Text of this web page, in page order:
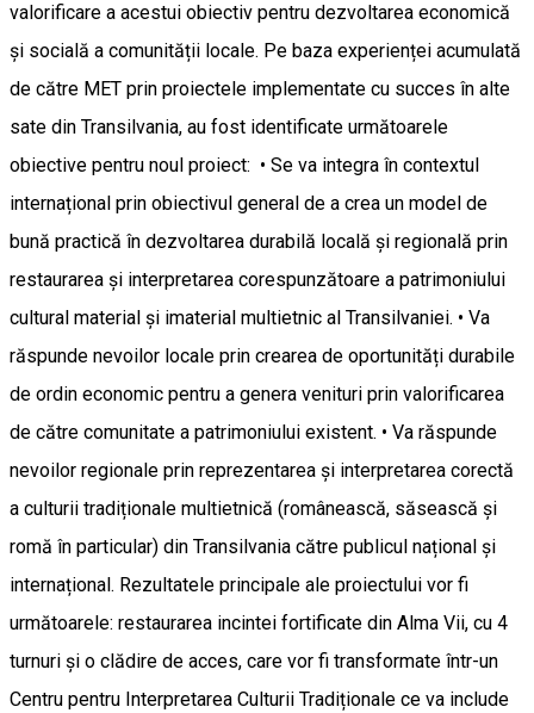
valorificare a acestui obiectiv pentru dezvoltarea economică
și socială a comunității locale. Pe baza experienței acumulată
de către MET prin proiectele implementate cu succes în alte
sate din Transilvania, au fost identificate următoarele
obiective pentru noul proiect: • Se va integra în contextul
internațional prin obiectivul general de a crea un model de
bună practică în dezvoltarea durabilă locală și regională prin
restaurarea și interpretarea corespunzătoare a patrimoniului
cultural material și imaterial multietnic al Transilvaniei. • Va
răspunde nevoilor locale prin crearea de oportunități durabile
de ordin economic pentru a genera venituri prin valorificarea
de către comunitate a patrimoniului existent. • Va răspunde
nevoilor regionale prin reprezentarea și interpretarea corectă
a culturii tradiționale multietnică (românească, săsească și
romă în particular) din Transilvania către publicul național și
internațional. Rezultatele principale ale proiectului vor fi
următoarele: restaurarea incintei fortificate din Alma Vii, cu 4
turnuri şi o clădire de acces, care vor fi transformate într-un
Centru pentru Interpretarea Culturii Tradiționale ce va include